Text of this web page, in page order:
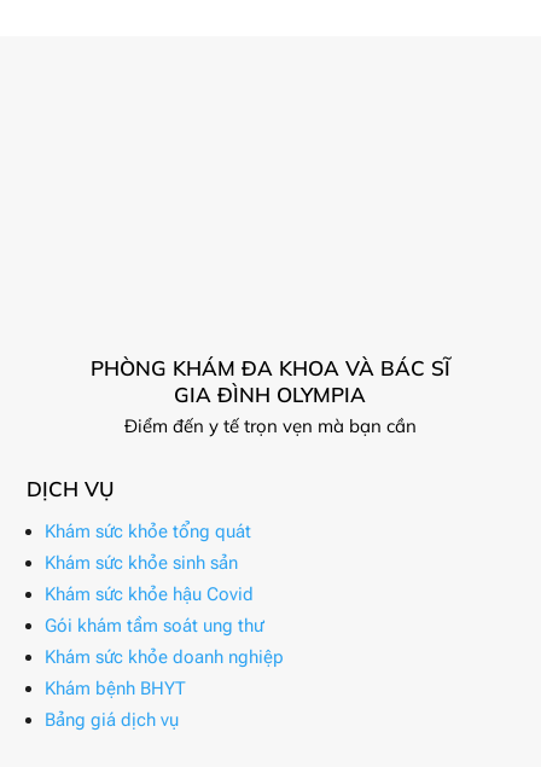
PHÒNG KHÁM ĐA KHOA VÀ BÁC SĨ
GIA ĐÌNH OLYMPIA
Điểm đến y tế trọn vẹn mà bạn cần
DỊCH VỤ
Khám sức khỏe tổng quát
Khám sức khỏe sinh sản
Khám sức khỏe hậu Covid
Gói khám tầm soát ung thư
Khám sức khỏe doanh nghiệp
Khám bệnh BHYT
Bảng giá dịch vụ